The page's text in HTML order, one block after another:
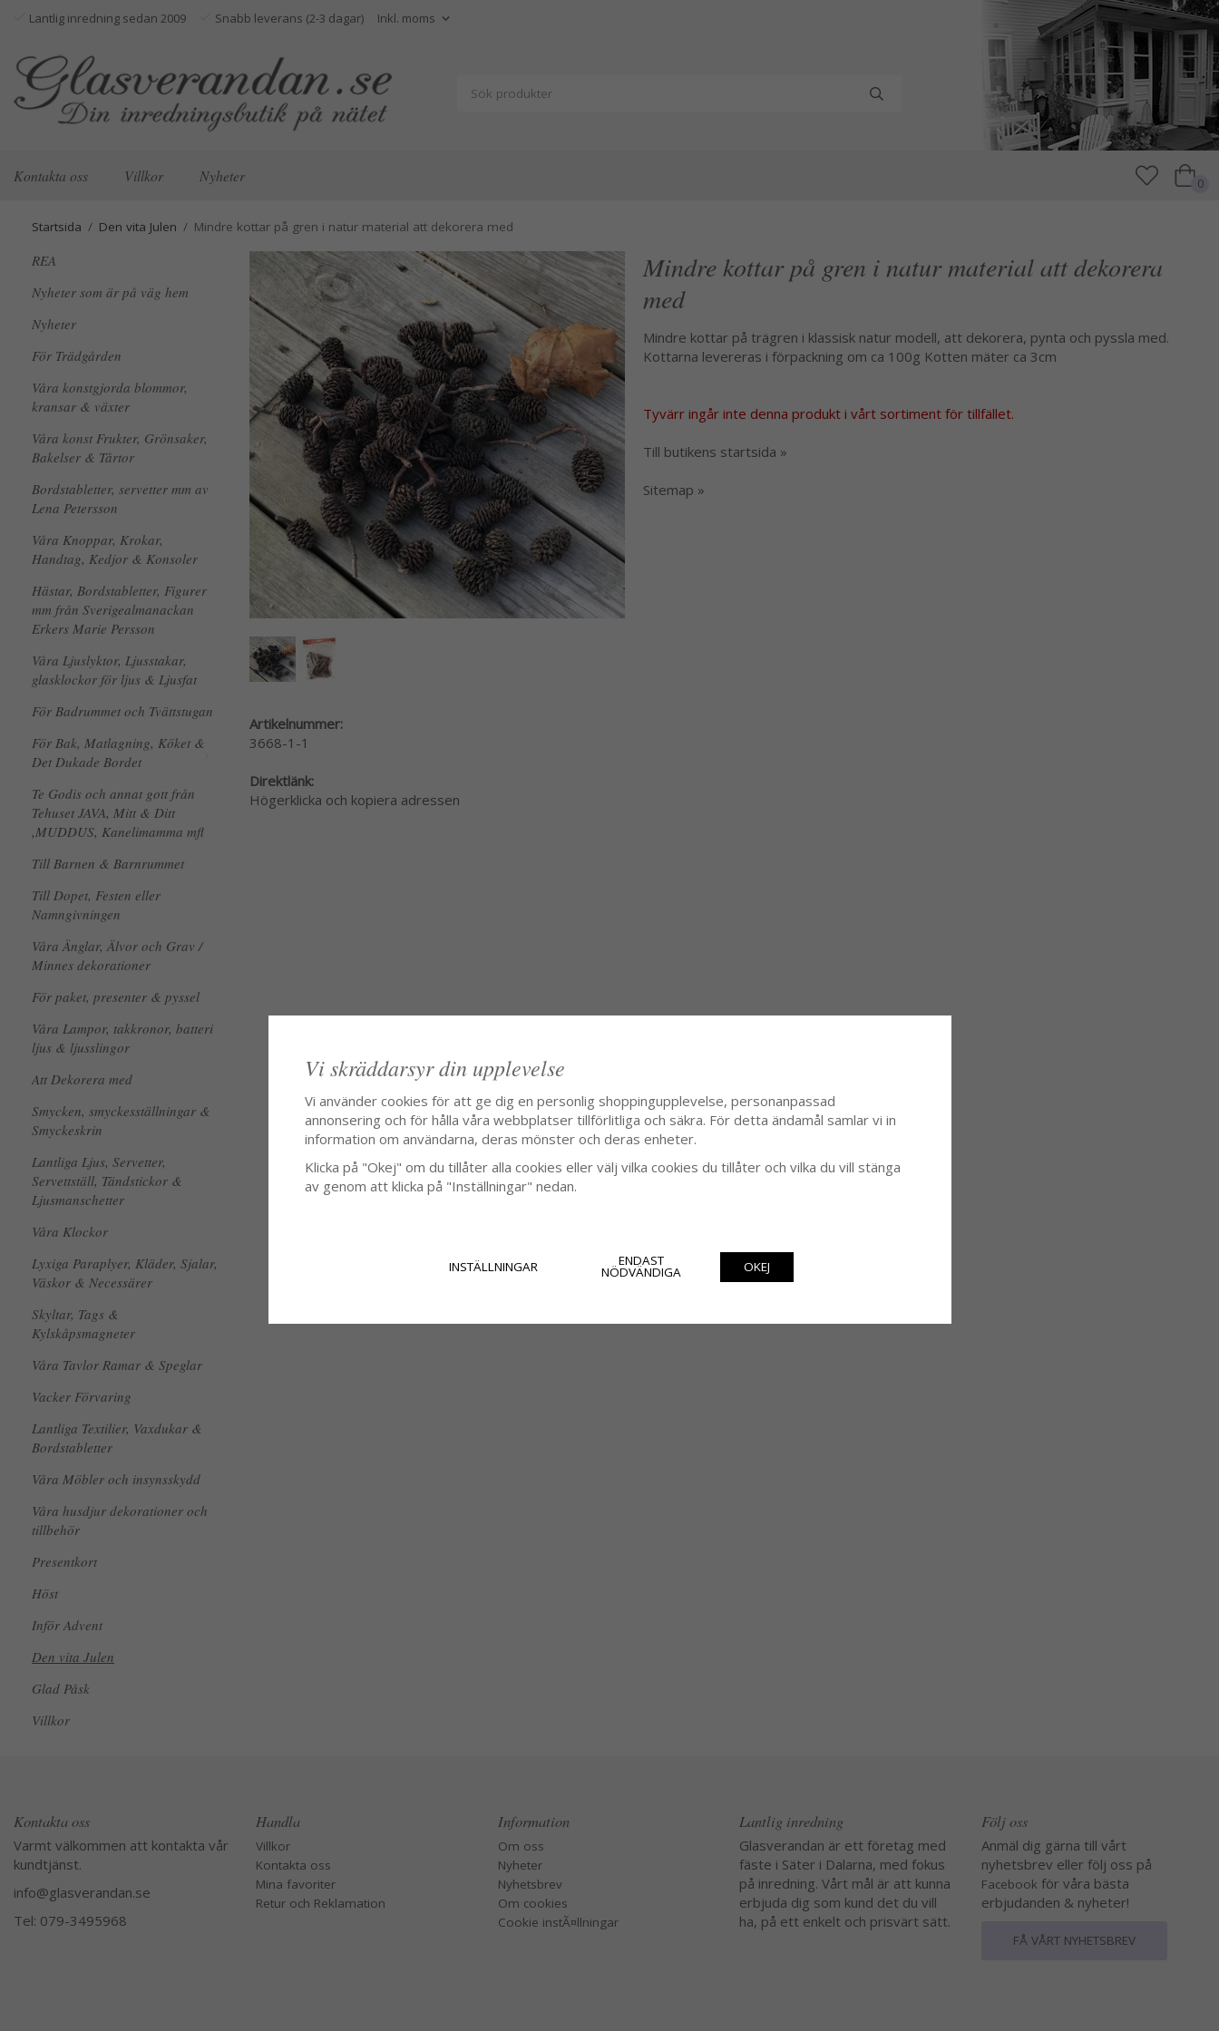
Lantlig inredning sedan 2009 Snabb leverans (2-3 dagar)
Kontakta oss Villkor Nyheter 0
Startsida / Den vita Julen / Mindre kottar på gren i natur material att dekorera med
REA
Nyheter som är på väg hem
Nyheter
För Trädgården
Våra konstgjorda blommor,
kransar & växter
Våra konst Frukter, Grönsaker,
Bakelser & Tårtor
Bordstabletter, servetter mm av
Lena Petersson
Våra Knoppar, Krokar,
Handtag, Kedjor & Konsoler
Hästar, Bordstabletter, Figurer
mm från Sverigealmanackan
Erkers Marie Persson
Våra Ljuslyktor, Ljusstakar,
glasklockor för ljus & Ljusfat
För Badrummet och Tvättstugan
För Bak, Matlagning, Köket &
Det Dukade Bordet
Te Godis och annat gott från
Tehuset JAVA, Mitt & Ditt
,MUDDUS, Kanelimamma mfl
Till Barnen & Barnrummet
Till Dopet, Festen eller
Namngivningen
Våra Änglar, Älvor och Grav /
Minnes dekorationer
För paket, presenter & pyssel
Våra Lampor, takkronor, batteri
ljus & ljusslingor
Att Dekorera med
Smycken, smyckesställningar &
Smyckeskrin
Lantliga Ljus, Servetter,
Servettställ, Tändstickor &
Ljusmanschetter
Våra Klockor
Lyxiga Paraplyer, Kläder, Sjalar,
Väskor & Necessärer
Skyltar, Tags &
Kylskåpsmagneter
Våra Tavlor Ramar & Speglar
Vacker Förvaring
Lantliga Textilier, Vaxdukar &
Bordstabletter
Våra Möbler och insynsskydd
Våra husdjur dekorationer och
tillbehör
Presentkort
Höst
Inför Advent
Den vita Julen
Glad Påsk
Villkor
Mindre kottar på gren i natur material att dekorera
med
Mindre kottar på trägren i klassisk natur modell, att dekorera, pynta och pyssla med.
Kottarna levereras i förpackning om ca 100g Kotten mäter ca 3cm
Tyvärr ingår inte denna produkt i vårt sortiment för tillfället.
Till butikens startsida »
Sitemap »
Artikelnummer:
3668-1-1
Direktlänk:
Högerklicka och kopiera adressen
Kontakta oss
Varmt välkommen att kontakta vår
kundtjänst.
info@glasverandan.se
Tel: 079-3495968
Handla
Villkor
Kontakta oss
Mina favoriter
Retur och Reklamation
Information
Om oss
Nyheter
Nyhetsbrev
Om cookies
Cookie instÃ¤llningar
Lantlig inredning
Glasverandan är ett företag med
fäste i Säter i Dalarna, med fokus
på inredning. Vårt mål är att kunna
erbjuda dig som kund det du vill
ha, på ett enkelt och prisvärt sätt.
Följ oss
Anmäl dig gärna till vårt
nyhetsbrev eller följ oss på
Facebook för våra bästa
erbjudanden & nyheter!
FÅ VÅRT NYHETSBREV
Vi skräddarsyr din upplevelse
Vi använder cookies för att ge dig en personlig shoppingupplevelse, personanpassad
annonsering och för hålla våra webbplatser tillförlitliga och säkra. För detta ändamål samlar vi in
information om användarna, deras mönster och deras enheter.
Klicka på "Okej" om du tillåter alla cookies eller välj vilka cookies du tillåter och vilka du vill stänga
av genom att klicka på "Inställningar" nedan.
INSTÄLLNINGAR ENDAST
NÖDVÄNDIGA OKEJ